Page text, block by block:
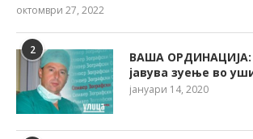
октомври 27, 2022
2
ВАША ОРДИНАЦИЈА:
јавува зуење во
јануари 14, 2020